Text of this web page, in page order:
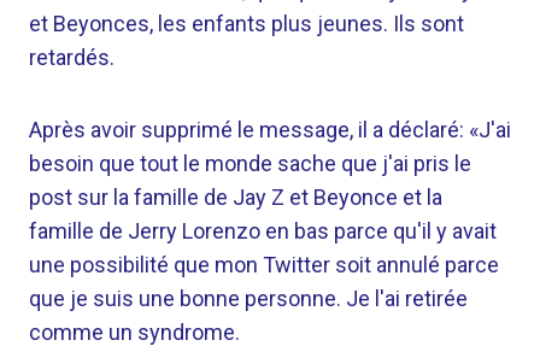
et Beyonces, les enfants plus jeunes. Ils sont
retardés.
Après avoir supprimé le message, il a déclaré: «J'ai
besoin que tout le monde sache que j'ai pris le
post sur la famille de Jay Z et Beyonce et la
famille de Jerry Lorenzo en bas parce qu'il y avait
une possibilité que mon Twitter soit annulé parce
que je suis une bonne personne. Je l'ai retirée
comme un syndrome.